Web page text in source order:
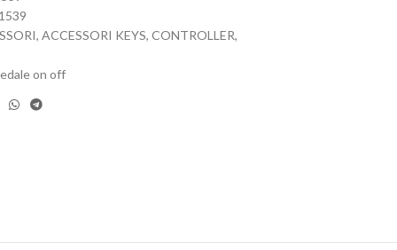
, ACCESSORI KEYS, CONTROLLER,
on off